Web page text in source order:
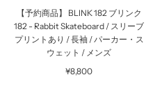
【予約商品】 BLINK 182 ブリンク
182 - Rabbit Skateboard / スリーブ
プリントあり / 長袖 / パーカー・ス
ウェット / メンズ
¥8,800